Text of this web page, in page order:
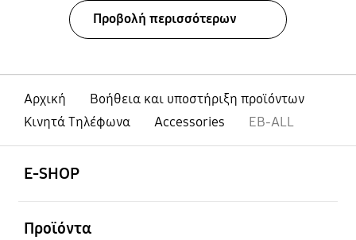
Προβολή περισσότερων
Αρχική
Βοήθεια και υποστήριξη προϊόντων
Κινητά Τηλέφωνα
Accessories EB-ALL
E-SHOP
Προϊόντα